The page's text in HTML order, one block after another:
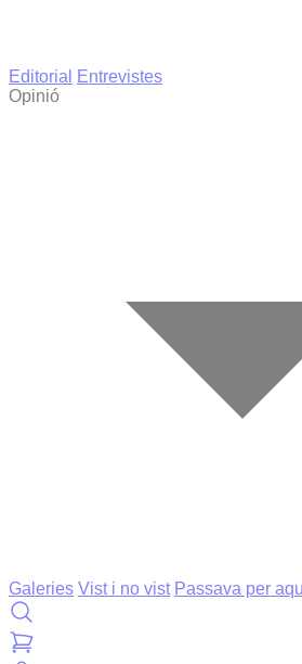
Editorial
Entrevistes
Opinió
Galeries Vist i no vist Passava per